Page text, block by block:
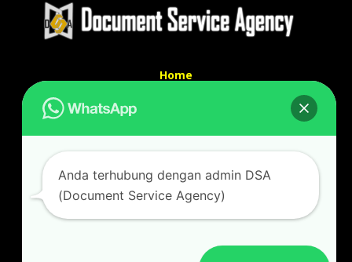
Home
Kontak kami
Alamat kantor :
Jl Swadaya Pam No 6 Rt 006 Rw 007 Jatinegara,
Cakung, Jakarta Timur 13930
(Dekat Mesjid Al Marzukiyah Swadaya Pam)
Anda terhubung dengan admin DSA
(Document Service Agency)